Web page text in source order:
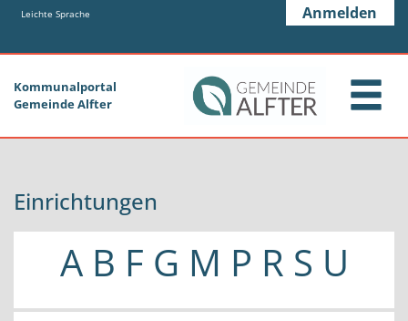
Zum Hauptinhalt springen
Zum Header
Zum Hauptinhalt
Zum Footer
Leichte Sprache Anmelden
Kommunalportal
Gemeinde Alfter
Einrichtungen
A B F G M P R S U